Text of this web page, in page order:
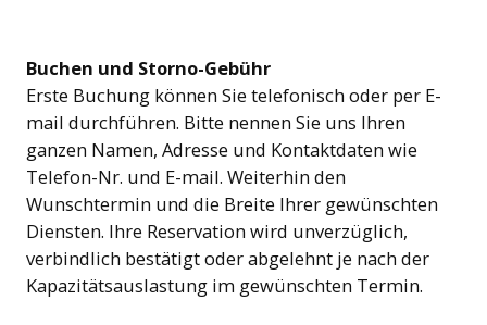
Buchen und Storno-Gebühr
Erste Buchung können Sie telefonisch oder per E-
mail durchführen. Bitte nennen Sie uns Ihren
ganzen Namen, Adresse und Kontaktdaten wie
Telefon-Nr. und E-mail. Weiterhin den
Wunschtermin und die Breite Ihrer gewünschten
Diensten. Ihre Reservation wird unverzüglich,
verbindlich bestätigt oder abgelehnt je nach der
Kapazitätsauslastung im gewünschten Termin.